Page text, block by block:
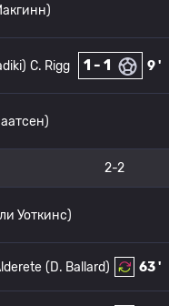
9 '
1 - 1
C. Rigg
2-2
Уоткинс)
63 '
(D. Ballard)